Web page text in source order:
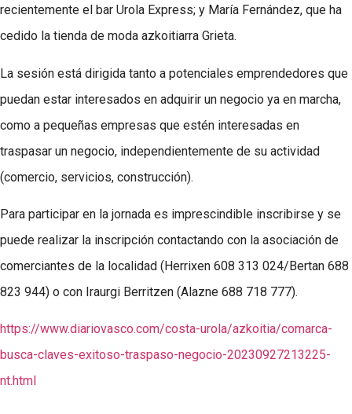
recientemente el bar Urola Express; y María Fernández, que ha
cedido la tienda de moda azkoitiarra Grieta.
La sesión está dirigida tanto a potenciales emprendedores que
puedan estar interesados en adquirir un negocio ya en marcha,
como a pequeñas empresas que estén interesadas en
traspasar un negocio, independientemente de su actividad
(comercio, servicios, construcción).
Para participar en la jornada es imprescindible inscribirse y se
puede realizar la inscripción contactando con la asociación de
comerciantes de la localidad (Herrixen 608 313 024/Bertan 688
823 944) o con Iraurgi Berritzen (Alazne 688 718 777).
https://www.diariovasco.com/costa-urola/azkoitia/comarca-
busca-claves-exitoso-traspaso-negocio-20230927213225-
nt.html